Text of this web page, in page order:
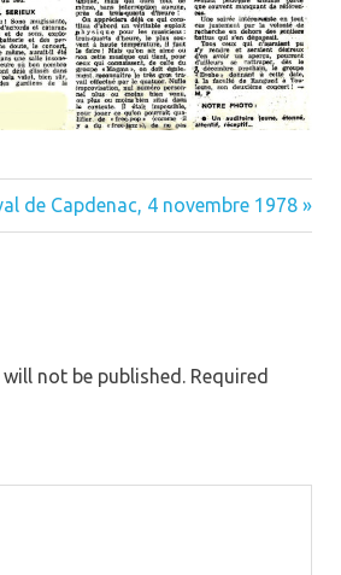
de Capdenac, 4 novembre 1978
not be published. Required